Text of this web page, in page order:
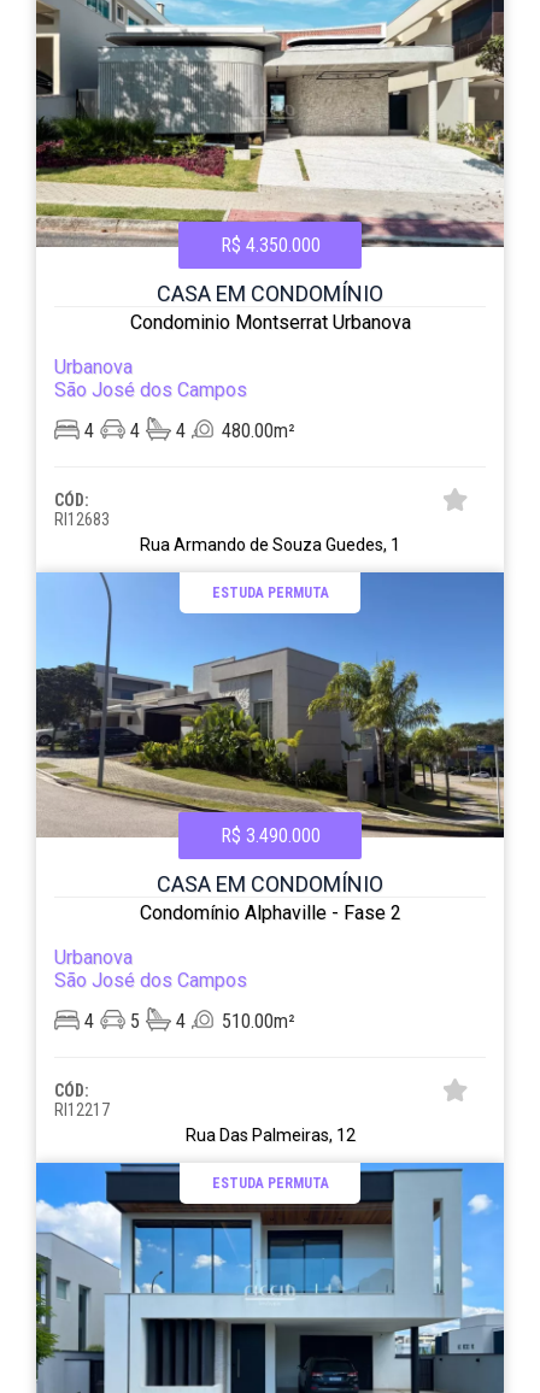
R$ 4.350.000
CASA EM CONDOMÍNIO
Condominio Montserrat Urbanova
Urbanova
São José dos Campos
4
4 4 480.00m²
CÓD:
RI12683
Rua Armando de Souza Guedes, 1
ESTUDA PERMUTA
R$ 3.490.000
CASA EM CONDOMÍNIO
Condomínio Alphaville - Fase 2
Urbanova
São José dos Campos
4
5 4 510.00m²
CÓD:
RI12217
Rua Das Palmeiras, 12
ESTUDA PERMUTA